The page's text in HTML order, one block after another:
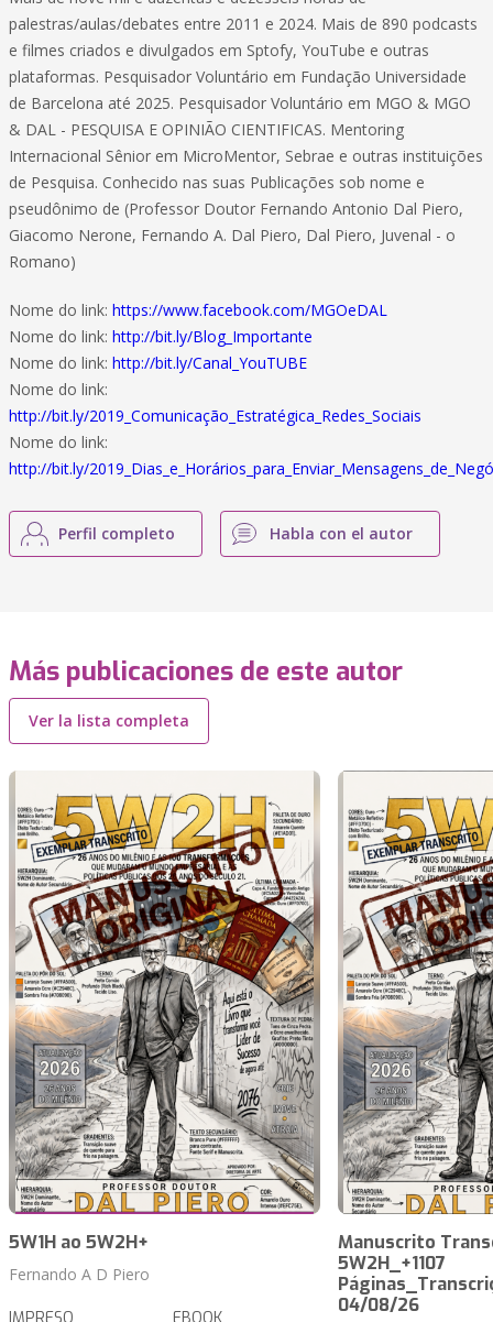
palestras/aulas/debates entre 2011 e 2024. Mais de 890 podcasts
e filmes criados e divulgados em Sptofy, YouTube e outras
plataformas. Pesquisador Voluntário em Fundação Universidade
de Barcelona até 2025. Pesquisador Voluntário em MGO & MGO
& DAL - PESQUISA E OPINIÃO CIENTIFICAS. Mentoring
Internacional Sênior em MicroMentor, Sebrae e outras instituições
de Pesquisa. Conhecido nas suas Publicações sob nome e
pseudônimo de (Professor Doutor Fernando Antonio Dal Piero,
Giacomo Nerone, Fernando A. Dal Piero, Dal Piero, Juvenal - o
Romano)
Nome do link: https://www.facebook.com/MGOeDAL
Nome do link: http://bit.ly/Blog_Importante
Nome do link: http://bit.ly/Canal_YouTUBE
Nome do link:
http://bit.ly/2019_Comunicação_Estratégica_Redes_Sociais
Nome do link:
http://bit.ly/
Perfil completo Habla con el autor
Más publicaciones de este autor
Ver la lista completa
5W1H ao 5W2H+
Fernando A D Piero
Manuscrito
5W2H_+1107
04/08/26